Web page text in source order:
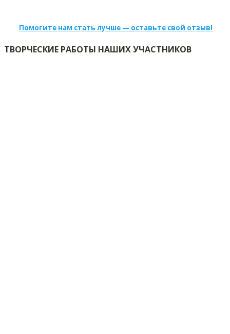
Помогите нам стать лучше — оставьте свой отзыв!
ТВОРЧЕСКИЕ РАБОТЫ НАШИХ УЧАСТНИКОВ